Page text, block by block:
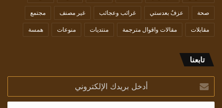
صحة عزفٌ بعدستي غرائب وعجائب غير مصنف مجتمع
مقابلات مقالات واقوال مترجمة منتديات منوعات همسة
تابعنا
بريدك
الإلكتروني